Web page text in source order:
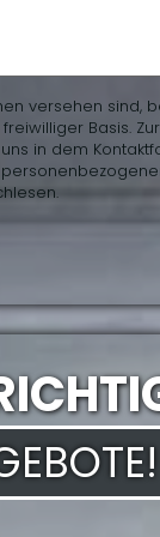
versehen sind,
Basis.
in dem